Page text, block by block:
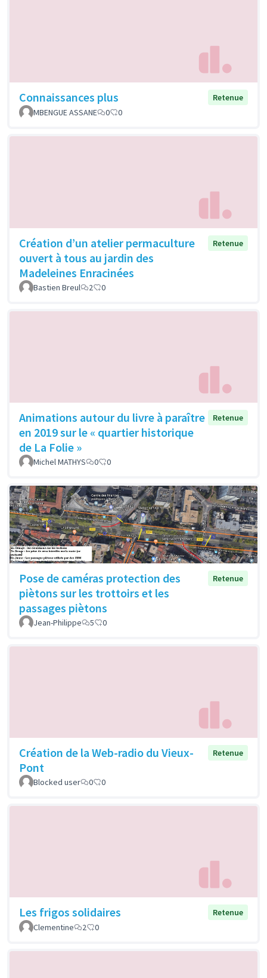
Connaissances plus
Retenue
MBENGUE ASSANE
0 0
Création d’un atelier permaculture
ouvert à tous au jardin des
Madeleines Enracinées
Retenue
Bastien Breul 2 0
Animations autour du livre à paraître
en 2019 sur le « quartier historique
de La Folie »
Retenue
Michel MATHYS 0 0
Pose de caméras protection des
piètons sur les trottoirs et les
passages piètons
Retenue
Jean-Philippe 5 0
Création de la Web-radio du Vieux-
Pont
Retenue
Blocked user 0 0
Les frigos solidaires
Retenue
Clementine
2 0